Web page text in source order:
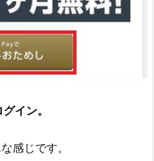
イン。
感じです。